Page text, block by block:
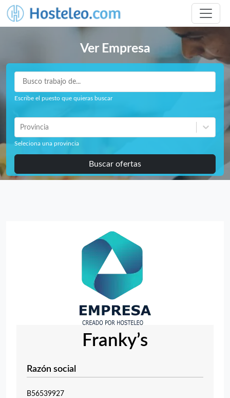
Ver Empresa
Escribe el puesto que quieras buscar
Provincia
Seleciona una provincia
Buscar ofertas
Franky’s
Razón social
B56539927